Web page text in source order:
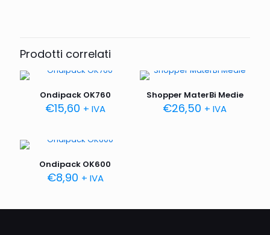
Prodotti correlati
Ondipack OK760
€15,60 + IVA
Shopper MaterBi Medie
€26,50 + IVA
Ondipack OK600
€8,90 + IVA